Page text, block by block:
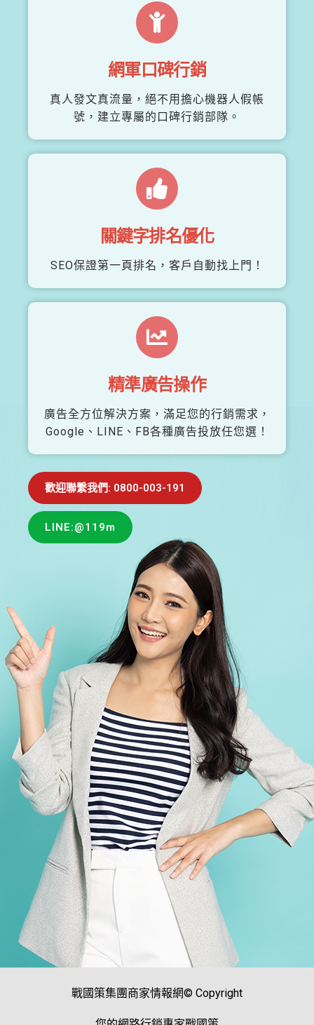
網軍口碑行銷
真人發文真流量，絕不用擔心機器人假帳
號，建立專屬的口碑行銷部隊。
關鍵字排名優化
SEO保證第一頁排名，客戶自動找上門！
精準廣告操作
廣告全方位解決方案，滿足您的行銷需求，
Google、LINE、FB各種廣告投放任您選！
歡迎聯繫我們: 0800-003-191
LINE:@119m
戰國策集團商家情報網© Copyright